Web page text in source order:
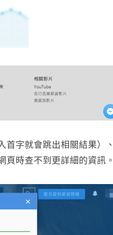
字就會跳出相關結果）、
頁時查不到更詳細的資訊。